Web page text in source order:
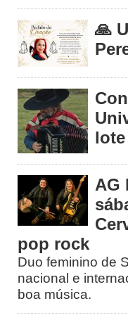
🙏
AG
pop rock
Duo feminino de
nacional e
boa música.